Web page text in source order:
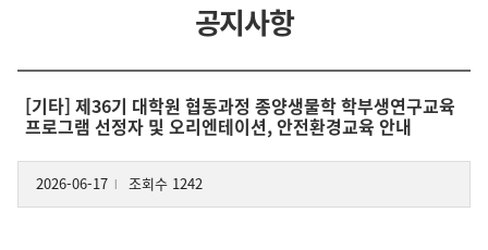
공지사항
[기타] 제36기 대학원 협동과정 종양생물학 학부생연구교육
프로그램 선정자 및 오리엔테이션, 안전환경교육 안내
2026-06-17 조회수 1242